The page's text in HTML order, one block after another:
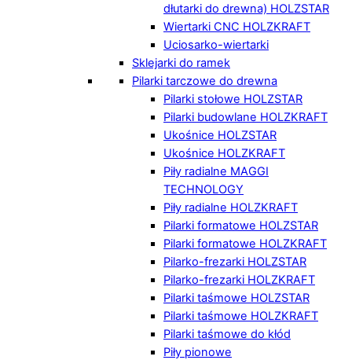
dłutarki do drewna) HOLZSTAR
Wiertarki CNC HOLZKRAFT
Uciosarko-wiertarki
Sklejarki do ramek
Pilarki tarczowe do drewna
Pilarki stołowe HOLZSTAR
Pilarki budowlane HOLZKRAFT
Ukośnice HOLZSTAR
Ukośnice HOLZKRAFT
Piły radialne MAGGI
TECHNOLOGY
Piły radialne HOLZKRAFT
Pilarki formatowe HOLZSTAR
Pilarki formatowe HOLZKRAFT
Pilarko-frezarki HOLZSTAR
Pilarko-frezarki HOLZKRAFT
Pilarki taśmowe HOLZSTAR
Pilarki taśmowe HOLZKRAFT
Pilarki taśmowe do kłód
Piły pionowe